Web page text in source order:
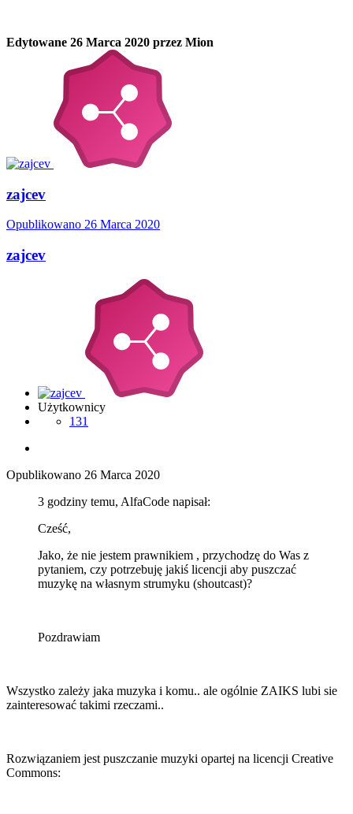
Edytowane 26 Marca 2020 przez Mion
zajcev
Opublikowano 26 Marca 2020
zajcev
Użytkownicy
131
Opublikowano 26 Marca 2020
3 godziny temu, AlfaCode napisał:
Cześć,
Jako, że nie jestem prawnikiem , przychodzę do Was z
pytaniem, czy potrzebuję jakiś licencji aby puszczać
muzykę na własnym strumyku (shoutcast)?
Pozdrawiam
Wszystko zależy jaka muzyka i komu.. ale ogólnie ZAIKS lubi sie
zainteresować takimi rzeczami..
Rozwiązaniem jest puszczanie muzyki opartej na licencji Creative
Commons: